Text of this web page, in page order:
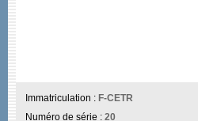
Immatriculation : F-CETR
Numéro de série : 20